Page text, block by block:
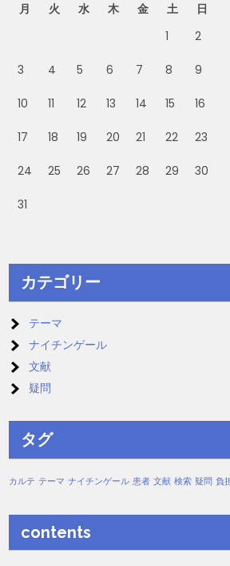
月
火 水 木 金 土
日
1
2
3 4 5 6 7 8 9
10 11 12 13 14 15 16
17 18 19 20 21 22 23
24 25 26 27 28 29 30
31
カテゴリー
テーマ
ナイチンゲール
文献
疑問
タグ
カルテ テーマ ナイチンゲール 患者 文献 検索 疑問 負
contents